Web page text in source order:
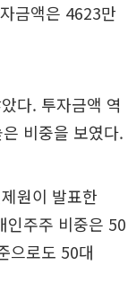
금액은 4623만
다. 투자금액 역
비중을 보였다.
원이 발표한
인주주 비중은 50
으로도 50대